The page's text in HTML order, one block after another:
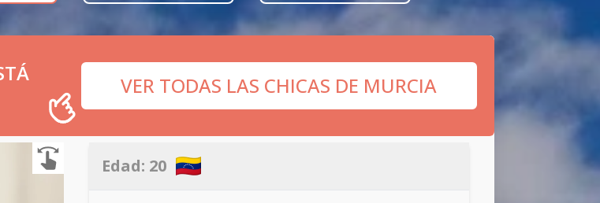
VER TODAS LAS CHICAS DE MURCIA
Edad: 20